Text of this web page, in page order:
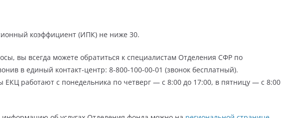
коэффициент (ИПК) не ниже 30.
вы всегда можете обратиться к специалистам Отделения СФР по
в единый контакт-центр: 8-800-100-00-01 (звонок бесплатный).
ЕКЦ работают с понедельника по четверг — с 8:00 до 17:00, в пятницу — с 8:00